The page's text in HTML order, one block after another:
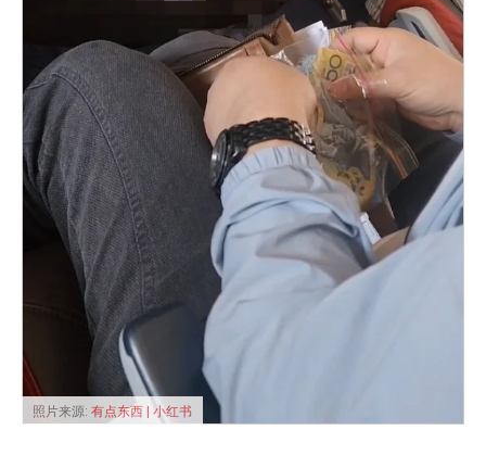
照片来源: 有点东西 | 小红书